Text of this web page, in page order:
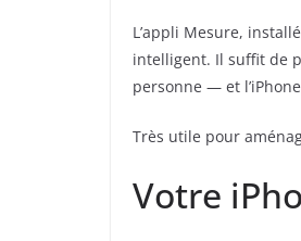
L’appli Mesure,
intelligent. Il suffit de
personne — et
Très utile pour
Votre